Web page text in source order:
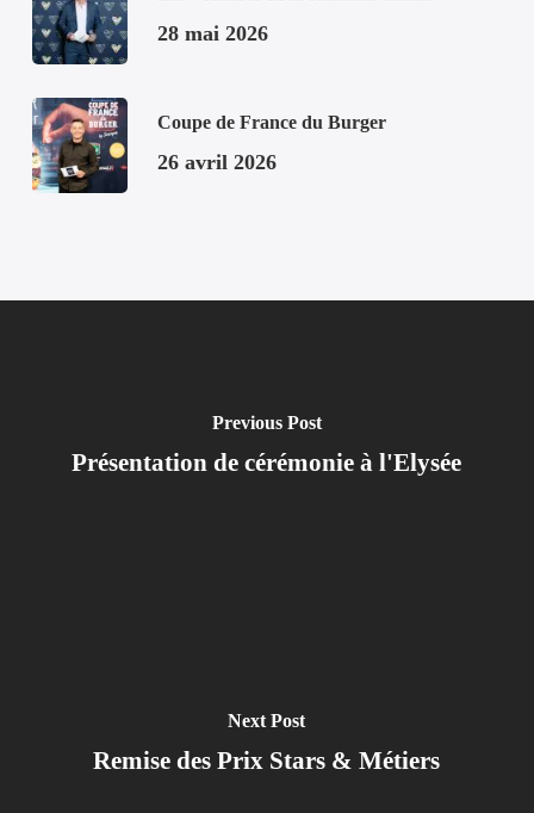
28 mai 2026
Coupe de France du Burger
26 avril 2026
Previous Post
Présentation de cérémonie à l'Elysée
Next Post
Remise des Prix Stars & Métiers